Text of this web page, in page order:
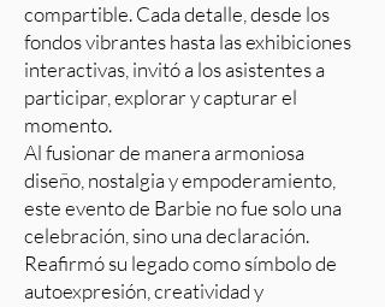
compartible. Cada detalle, desde los
fondos vibrantes hasta las exhibiciones
interactivas, invitó a los asistentes a
participar, explorar y capturar el
momento.
Al fusionar de manera armoniosa
diseño, nostalgia y empoderamiento,
este evento de Barbie no fue solo una
celebración, sino una declaración.
Reafirmó su legado como símbolo de
autoexpresión, creatividad y